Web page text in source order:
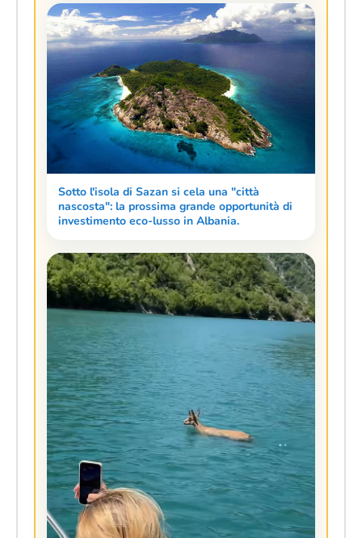
Sotto l'isola di Sazan si cela una "città
nascosta": la prossima grande opportunità di
investimento eco-lusso in Albania.